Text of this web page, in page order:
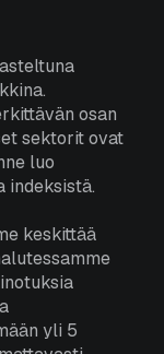
osan
sektorit ovat
luo
indeksistä.
keskittää
yli 5